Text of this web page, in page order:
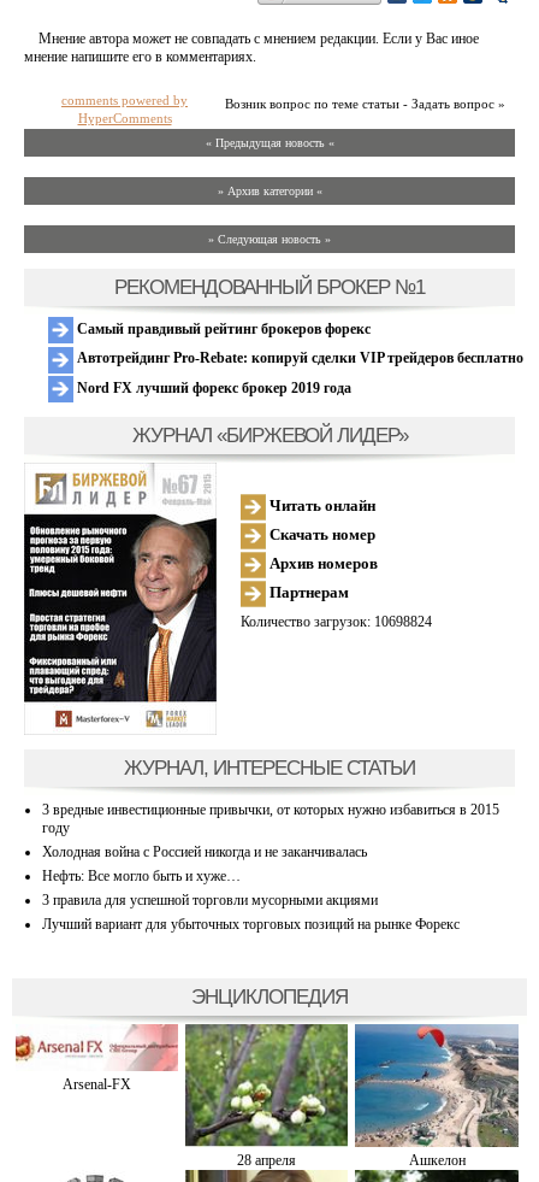
Мнение автора может не совпадать с мнением редакции. Если у Вас иное
мнение напишите его в комментариях.
Возник вопрос по теме статьи - Задать вопрос »
comments powered by
HyperComments
« Предыдущая новость «
» Архив категории «
» Следующая новость »
РЕКОМЕНДОВАННЫЙ БРОКЕР №1
Самый правдивый рейтинг брокеров форекс
Автотрейдинг Pro-Rebate: копируй сделки VIP трейдеров бесплатно
Nord FX лучший форекс брокер 2019 года
ЖУРНАЛ «БИРЖЕВОЙ ЛИДЕР»
Читать онлайн
Скачать номер
Архив номеров
Партнерам
Количество загрузок: 10698824
ЖУРНАЛ, ИНТЕРЕСНЫЕ СТАТЬИ
3 вредные инвестиционные привычки, от которых нужно избавиться в 2015
году
Холодная война с Россией никогда и не заканчивалась
Нефть: Все могло быть и хуже…
3 правила для успешной торговли мусорными акциями
Лучший вариант для убыточных торговых позиций на рынке Форекс
ЭНЦИКЛОПЕДИЯ
Arsenal-FX
28 апреля Ашкелон